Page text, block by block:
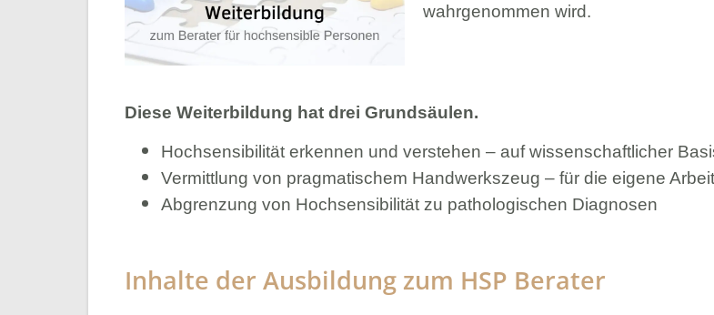
wahrgenommen wird.
Diese Weiterbildung hat drei Grundsäulen.
Hochsensibilität erkennen und verstehen – auf wissenschaftlicher
Vermittlung von pragmatischem Handwerkszeug – für die eigene
Abgrenzung von Hochsensibilität zu pathologischen Diagnosen
Inhalte der Ausbildung zum HSP Berater